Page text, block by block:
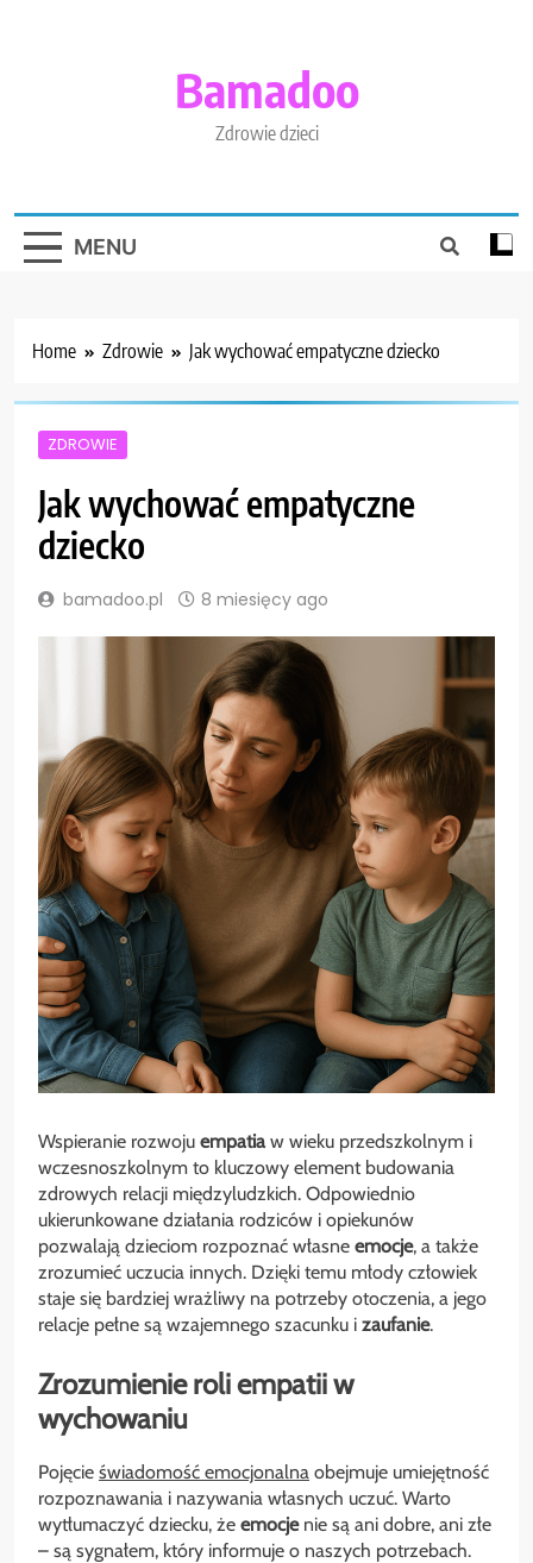
Bamadoo
Zdrowie dzieci
MENU
Home Zdrowie Jak wychować empatyczne dziecko
ZDROWIE
Jak wychować empatyczne
dziecko
bamadoo.pl 8 miesięcy ago
Wspieranie rozwoju empatiaw wieku przedszkolnym i
wczesnoszkolnym to kluczowy element budowania
zdrowych relacji międzyludzkich. Odpowiednio
ukierunkowane działania rodziców i opiekunów
pozwalają dzieciom rozpoznać własne emocje, a także
zrozumieć uczucia innych. Dzięki temu młody człowiek
staje się bardziej wrażliwy na potrzeby otoczenia, a jego
relacje pełne są wzajemnego szacunku i zaufanie.
Zrozumienie roli empatii w
wychowaniu
Pojęcie świadomość emocjonalna obejmuje umiejętność
rozpoznawania i nazywania własnych uczuć. Warto
wytłumaczyć dziecku, że emocjenie są ani dobre, ani złe
– są sygnałem, który informuje o naszych potrzebach.